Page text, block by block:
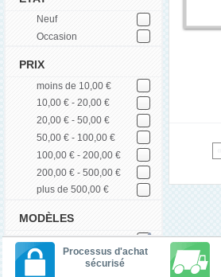
Neuf
Occasion
PRIX
moins de 10,00 €
10,00 € - 20,00 €
20,00 € - 50,00 €
50,00 € - 100,00 €
100,00 € - 200,00 €
200,00 € - 500,00 €
plus de 500,00 €
MODÈLES
Processus d'achat
sécurisé